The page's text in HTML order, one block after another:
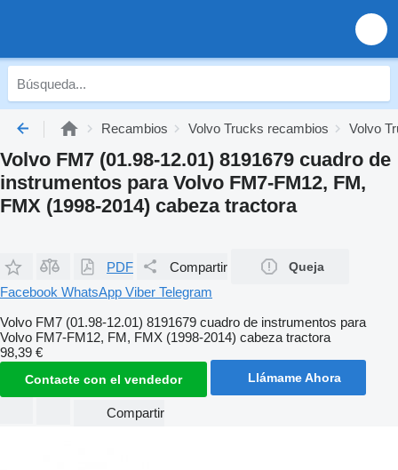
Recambios Volvo Trucks recambios Volvo
Volvo FM7 (01.98-12.01) 8191679 cuadro de
instrumentos para Volvo FM7-FM12, FM,
FMX (1998-2014) cabeza tractora
PDF Compartir Queja
Facebook WhatsApp Viber Telegram
Volvo FM7 (01.98-12.01) 8191679 cuadro de instrumentos para
Volvo FM7-FM12, FM, FMX (1998-2014) cabeza tractora
98,39 €
Contacte con el vendedor Llámame Ahora
Compartir